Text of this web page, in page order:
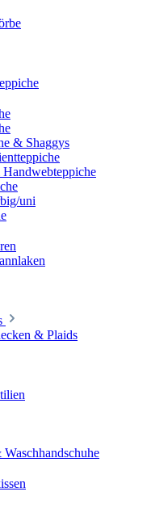
& Shaggys
uni
& Plaids